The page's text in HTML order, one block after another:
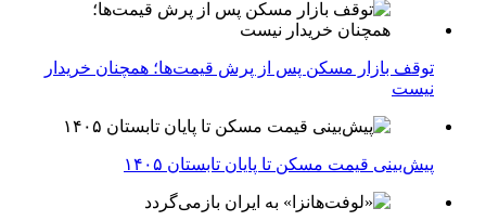
توقف بازار مسکن پس از پرش قیمت‌ها؛ همچنان خریدار
نیست
پیش‌بینی قیمت مسکن تا پایان تابستان ۱۴۰۵